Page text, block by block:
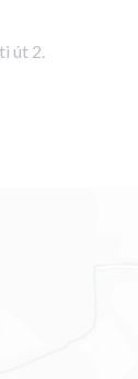
út 2.